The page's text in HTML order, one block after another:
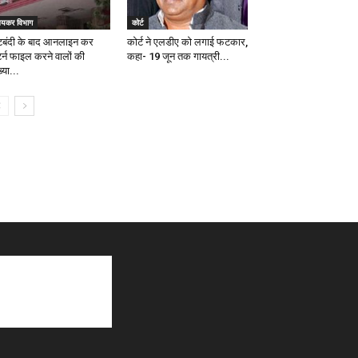
विभाग
के बाद आनलाइन कर
फाइल करने वालों की
कोर्ट
कोर्ट ने एलडीए को लगाई फटकार,
कहा- 19 जून तक गायत्री...